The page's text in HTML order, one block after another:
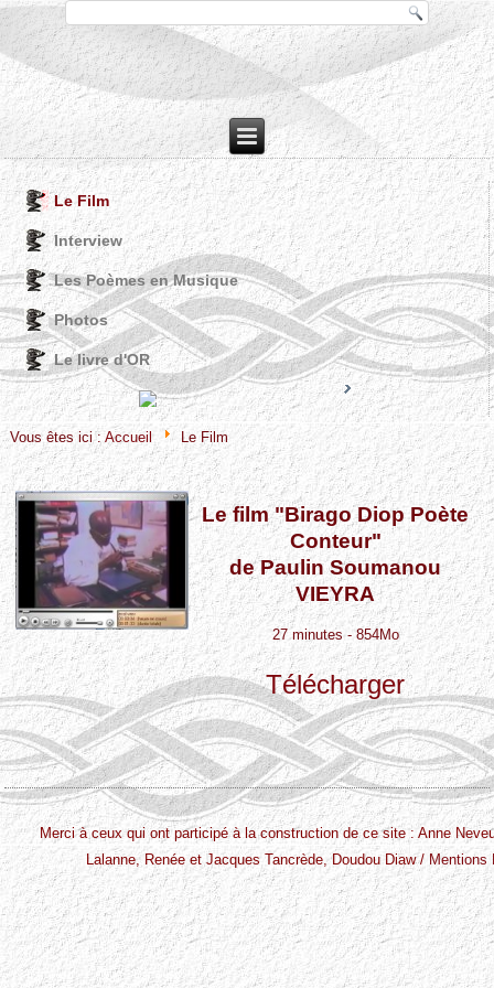
Le Film
Interview
Les Poèmes en Musique
Photos
Le livre d'OR
© FreeJoomla! 3 Modules - by VinaGecko.com
Vous êtes ici :Accueil Le Film
Le film "Birago Diop Poète
Conteur"
de Paulin Soumanou
VIEYRA
27 minutes - 854Mo
Télécharger
Merci à ceux qui ont participé à la construction de ce site : Anne
Lalanne, Renée et Jacques Tancrède, Doudou Diaw / Mentions